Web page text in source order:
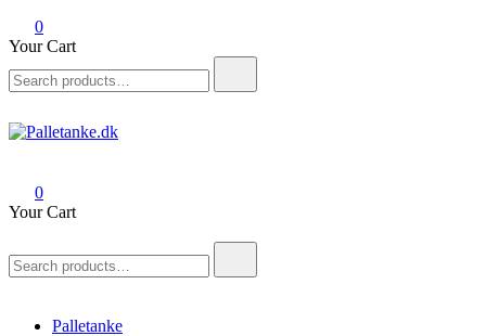
0
Your Cart
for:
0
Your Cart
for:
Palletanke